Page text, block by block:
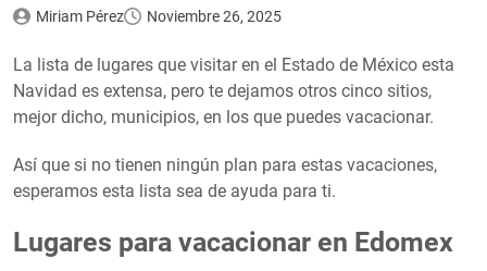
Miriam Pérez Noviembre 26, 2025
La lista de lugares que visitar en el Estado de México esta
Navidad es extensa, pero te dejamos otros cinco sitios,
mejor dicho, municipios, en los que puedes vacacionar.
Así que si no tienen ningún plan para estas vacaciones,
esperamos esta lista sea de ayuda para ti.
Lugares para vacacionar en Edomex